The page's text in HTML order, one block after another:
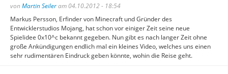
von Martin Seileram 04.10.2012 - 18:54
Markus Persson, Erfinder von Minecraft und Gründer des
Entwicklerstudios Mojang, hat schon vor einiger Zeit seine neue
Spielidee 0x10^c bekannt gegeben. Nun gibt es nach langer Zeit ohne
große Ankündigungen endlich mal ein kleines Video, welches uns einen
sehr rudimentären Eindruck geben könnte, wohin die Reise geht.